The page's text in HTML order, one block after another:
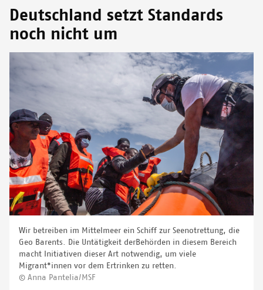
Deutschland setzt Standards
noch nicht um
Image
Wir betreiben im Mittelmeer ein Schiff zur Seenotrettung, die
Geo Barents. Die Untätigkeit derBehörden in diesem Bereich
macht Initiativen dieser Art notwendig, um viele
Migrant*innen vor dem Ertrinken zu retten.
© Anna Pantelia/MSF